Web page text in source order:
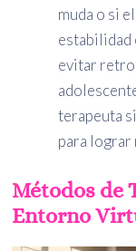
muda o si
estabilidad
evitar
terapeuta
para lograr
Métodos de
Entorno